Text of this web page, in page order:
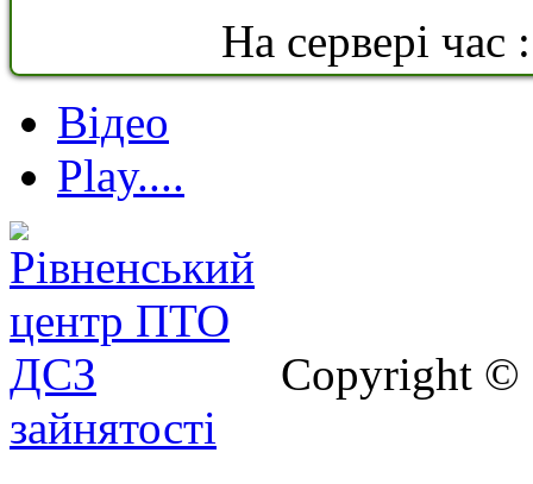
На сервері
Відео
Play....
Copyright
зайнятості